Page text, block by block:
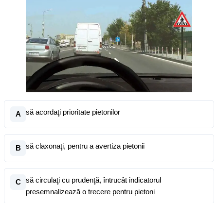
A să acordaţi prioritate pietonilor
B să claxonaţi, pentru a avertiza pietonii
C
să circulaţi cu prudenţă, întrucât indicatorul
presemnalizează o trecere pentru pietoni